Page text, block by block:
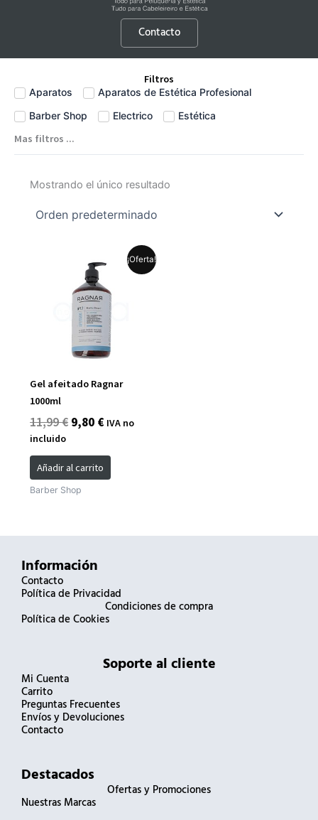
Contacto
Filtros
Aparatos
Aparatos de Estética Profesional
Barber Shop
Electrico Estética
Mas filtros ...
Mostrando el único resultado
¡Oferta!
Gel afeitado Ragnar
1000ml
11,99€
precio
original
era:
11,99 €.
9,80 €
precio
actual
es:
9,80 €.
IVA no
incluido
Añadir al carrito
Barber Shop
Información
Contacto
Política de Privacidad
Condiciones de compra
Política de Cookies
Soporte al cliente
Mi Cuenta
Carrito
Preguntas Frecuentes
Envíos y Devoluciones
Contacto
Destacados
Ofertas y Promociones
Nuestras Marcas